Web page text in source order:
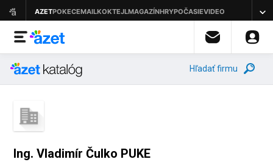
Hľadať firmu
Ing. Vladimír Čulko PUKE